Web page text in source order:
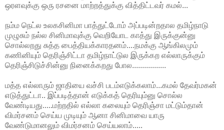
ஒரளவுக்கு ஒரு ரசனை மாற்றத்துக்கு வித்திட்டவர் கமல்...
நம்ம நெட்ல உலகசினிமா பாத்துட்டோம் அப்படின்றதால தமிழ்நாடு
முழுசும் நல்ல சினிமாவுக்கு வெறியோட காத்து இருக்குன்னு
சொல்லறது சுத்த பைத்தியக்காரதனம்....நமக்கு ஆங்கிலமும்
கணினியும் தெரிஞ்சிட்டா தமிழ்நாட்டுல இருக்கற எல்லாருக்கும்
தெரிஞ்சிடுச்சின்னு நினைக்கறது போல.................
மத்த எல்லாரும் ஜாதியை வச்சி படம்எடுக்கலாம்...கமல் தேவர்மகன்
எடுத்துட்டா.. இப்படித்தான் எடுக்கத் தெரியும்னு சொல்ல
வேண்டியது.....மற்றதில் எல்லா கலையும் தெரிஞ்சா மட்டும்தான்
விமர்சனம் செய்ய முடியும் ஆனா சினிமாவை யாரு
வேண்டுமானலும் விமர்சனம் செய்யலாம்.....